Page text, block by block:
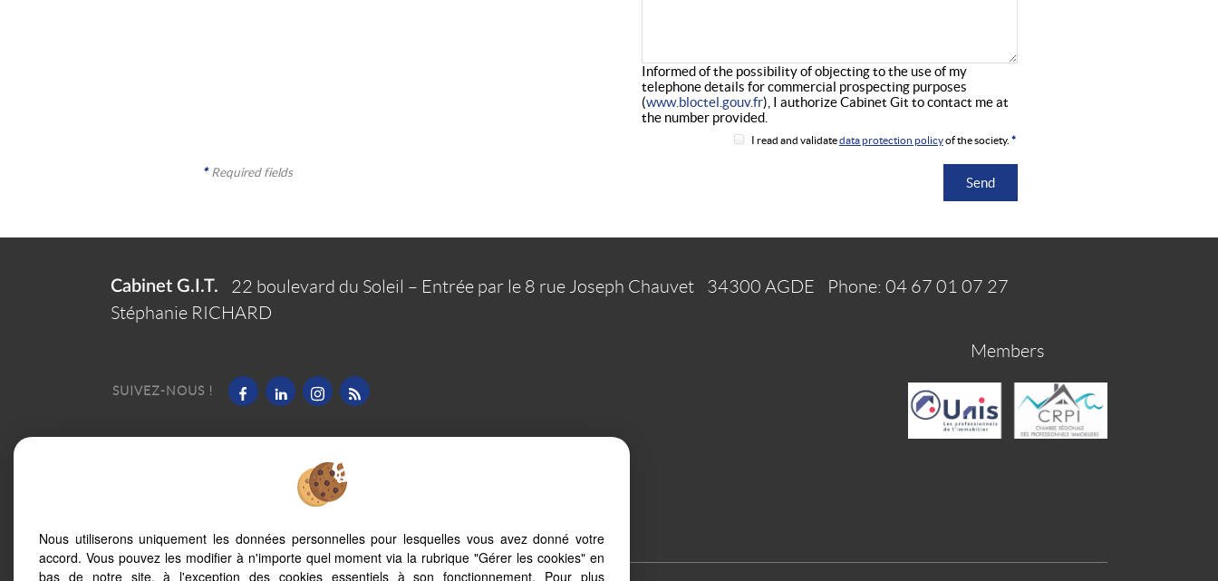
Informed of the possibility of objecting to the use of my
telephone details for commercial prospecting purposes
(www.bloctel.gouv.fr), I authorize Cabinet Git to contact me at
the number provided.
I read and validatedata protection policyof the society. *
* Required fields
Cabinet G.I.T. 22 boulevard du Soleil – Entrée par le 8 rue Joseph Chauvet 34300 AGDE Phone: 04 67 01 07 27
Stéphanie RICHARD
SUIVEZ-NOUS !
Members
Data protection policy
Nous utiliserons uniquement les données personnelles pour lesquelles vous avez donné votre
accord. Vous pouvez les modifier à n'importe quel moment via la rubrique "Gérer les cookies" en
bas de notre site, à l'exception des cookies essentiels à son fonctionnement. Pour plus